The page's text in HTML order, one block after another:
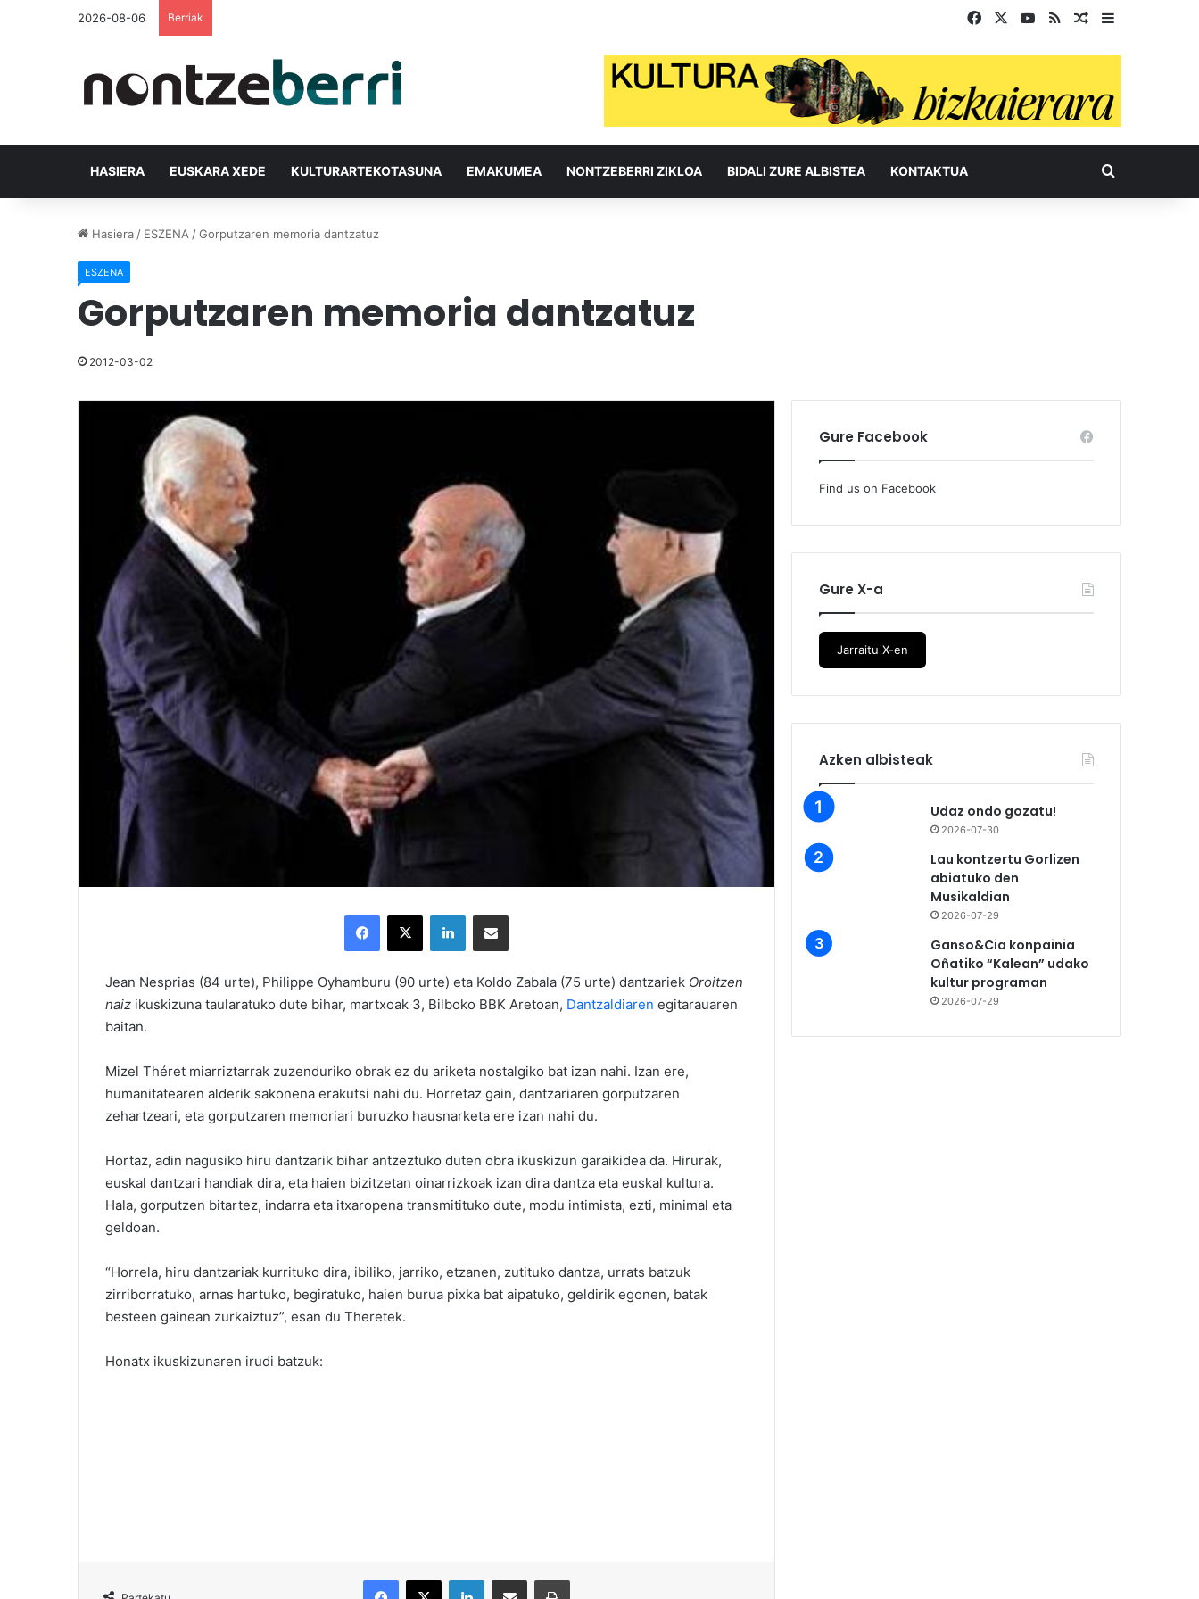
2026-08-06 Berriak Facebook YouTube
RSS Ausazko
HASIERA EUSKARA XEDE KULTURARTEKOTASUNA EMAKUMEA NONTZEBERRI ZIKLOA BIDALI ZURE ALBISTEA KONTAKTUA Bilatu
Hasiera / ESZENA /Gorputzaren memoria dantzatuz
ESZENA
Gorputzaren memoria dantzatuz
2012-03-02
Jean Nesprias (84 urte), Philippe Oyhamburu (90 urte) eta Koldo Zabala (75 urte) dantzariek Oroitzen
naiz ikuskizuna taularatuko dute bihar, martxoak 3, Bilboko BBK Aretoan, Dantzaldiaren egitarauaren
baitan.
Mizel Théret miarriztarrak zuzenduriko obrak ez du ariketa nostalgiko bat izan nahi. Izan ere,
humanitatearen alderik sakonena erakutsi nahi du. Horretaz gain, dantzariaren gorputzaren
zehartzeari, eta gorputzaren memoriari buruzko hausnarketa ere izan nahi du.
Hortaz, adin nagusiko hiru dantzarik bihar antzeztuko duten obra ikuskizun garaikidea da. Hirurak,
euskal dantzari handiak dira, eta haien bizitzetan oinarrizkoak izan dira dantza eta euskal kultura.
Hala, gorputzen bitartez, indarra eta itxaropena transmitituko dute, modu intimista, ezti, minimal eta
geldoan.
“Horrela, hiru dantzariak kurrituko dira, ibiliko, jarriko, etzanen, zutituko dantza, urrats batzuk
zirriborratuko, arnas hartuko, begiratuko, haien burua pixka bat aipatuko, geldirik egonen, batak
besteen gainean zurkaiztuz”, esan du Theretek.
Honatx ikuskizunaren irudi batzuk:
Gure Facebook
Find us on Facebook
Gure X-a
Jarraitu X-en
Azken albisteak
Udaz ondo gozatu!
2026-07-30
Lau kontzertu Gorlizen
abiatuko den
Musikaldian
2026-07-29
Ganso&Cia konpainia
Oñatiko “Kalean” udako
kultur programan
2026-07-29